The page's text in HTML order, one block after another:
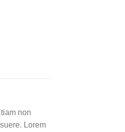
non
Lorem